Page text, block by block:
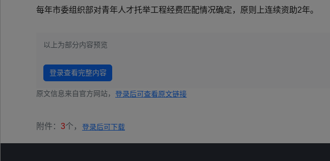
每年市委组织部对青年人才托举工程经费匹配情况确定，原则上连续资助2年。
以上为部分内容预览
登录查看完整内容
原文信息来自官方网站， 登录后可查看原文链接
附件： 3个， 登录后可下载